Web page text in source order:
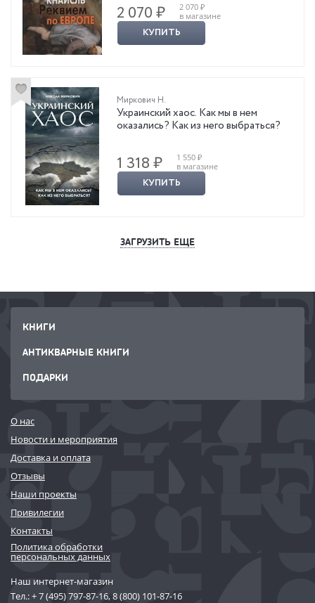
2 070 ₽
2 070 ₽
в магазине
КУПИТЬ
Миркович Н.
Украинский хаос. Как мы в нем
оказались? Как из него выбраться?
1 318 ₽
1 550 ₽
в магазине
КУПИТЬ
ЗАГРУЗИТЬ ЕЩЕ
КНИГИ
АНТИКВАРНЫЕ КНИГИ
ПОДАРКИ
О нас
Новости и мероприятия
Доставка и оплата
Отзывы
Наши проекты
Привилегии
Контакты
Политика обработки
персональных данных
Наш интернет-магазин
Тел.:+ 7 (495) 797-87-16,8 (800) 101-87-16